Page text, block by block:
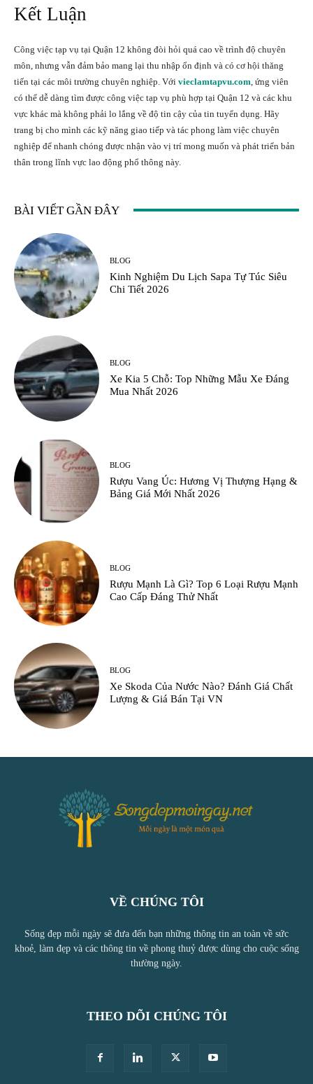
Kết Luận
Công việc tạp vụ tại Quận 12 không đòi hỏi quá cao về trình độ chuyên
môn, nhưng vẫn đảm bảo mang lại thu nhập ổn định và có cơ hội thăng
tiến tại các môi trường chuyên nghiệp. Với vieclamtapvu.com , ứng viên
có thể dễ dàng tìm được công việc tạp vụ phù hợp tại Quận 12 và các khu
vực khác mà không phải lo lắng về độ tin cậy của tin tuyển dụng. Hãy
trang bị cho mình các kỹ năng giao tiếp và tác phong làm việc chuyên
nghiệp để nhanh chóng được nhận vào vị trí mong muốn và phát triển bản
thân trong lĩnh vực lao động phổ thông này.
BÀI VIẾT GẦN ĐÂY
BLOG
Kinh Nghiệm Du Lịch Sapa Tự Túc Siêu
Chi Tiết 2026
BLOG
Xe Kia 5 Chỗ: Top Những Mẫu Xe Đáng
Mua Nhất 2026
BLOG
Rượu Vang Úc: Hương Vị Thượng Hạng &
Bảng Giá Mới Nhất 2026
BLOG
Rượu Mạnh Là Gì? Top 6 Loại Rượu Mạnh
Cao Cấp Đáng Thử Nhất
BLOG
Xe Skoda Của Nước Nào? Đánh Giá Chất
Lượng & Giá Bán Tại VN
VỀ CHÚNG TÔI
Sống đẹp mỗi ngày sẽ đưa đến bạn những thông tin an toàn về sức
khoẻ, làm đẹp và các thông tin về phong thuỷ được dùng cho cuộc sống
thường ngày.
THEO DÕI CHÚNG TÔI